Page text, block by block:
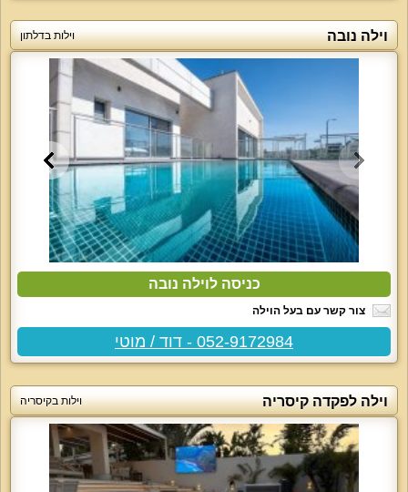
וילה נובה וילות בדלתון
כניסה לוילה נובה
צור קשר עם בעל הוילה
052-9172984 - דוד / מוטי
וילה לפקדה קיסריה וילות בקיסריה